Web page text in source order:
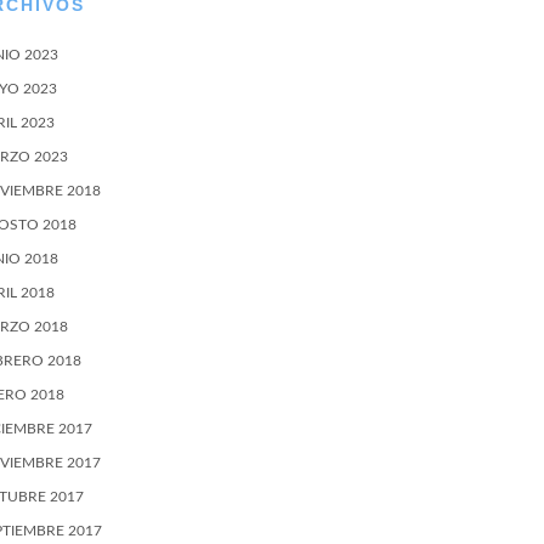
2023
2023
2023
2023
2018
2018
2018
2018
2018
2018
2018
2017
2017
2017
2017